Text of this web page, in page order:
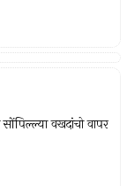
सोंपिल्ल्या वखदांचो वापर